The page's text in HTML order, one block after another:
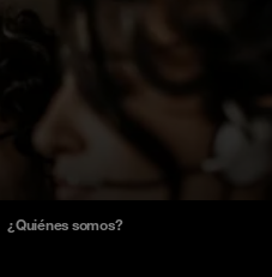
¿Quiénes somos?